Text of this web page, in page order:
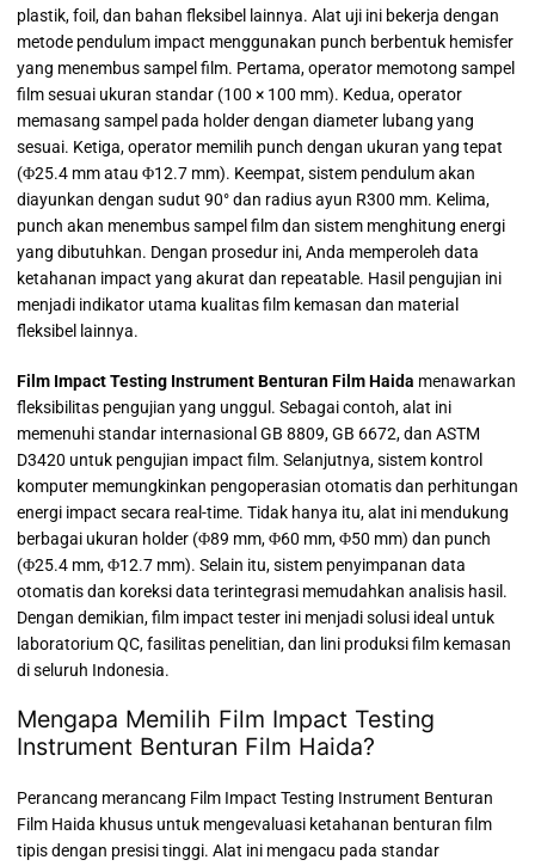
plastik, foil, dan bahan fleksibel lainnya. Alat uji ini bekerja dengan
metode pendulum impact menggunakan punch berbentuk hemisfer
yang menembus sampel film. Pertama, operator memotong sampel
film sesuai ukuran standar (100 × 100 mm). Kedua, operator
memasang sampel pada holder dengan diameter lubang yang
sesuai. Ketiga, operator memilih punch dengan ukuran yang tepat
(Φ25.4 mm atau Φ12.7 mm). Keempat, sistem pendulum akan
diayunkan dengan sudut 90° dan radius ayun R300 mm. Kelima,
punch akan menembus sampel film dan sistem menghitung energi
yang dibutuhkan. Dengan prosedur ini, Anda memperoleh data
ketahanan impact yang akurat dan repeatable. Hasil pengujian ini
menjadi indikator utama kualitas film kemasan dan material
fleksibel lainnya.
Film Impact Testing Instrument Benturan Film Haida menawarkan
fleksibilitas pengujian yang unggul. Sebagai contoh, alat ini
memenuhi standar internasional GB 8809, GB 6672, dan ASTM
D3420 untuk pengujian impact film. Selanjutnya, sistem kontrol
komputer memungkinkan pengoperasian otomatis dan perhitungan
energi impact secara real-time. Tidak hanya itu, alat ini mendukung
berbagai ukuran holder (Φ89 mm, Φ60 mm, Φ50 mm) dan punch
(Φ25.4 mm, Φ12.7 mm). Selain itu, sistem penyimpanan data
otomatis dan koreksi data terintegrasi memudahkan analisis hasil.
Dengan demikian, film impact tester ini menjadi solusi ideal untuk
laboratorium QC, fasilitas penelitian, dan lini produksi film kemasan
di seluruh Indonesia.
Mengapa Memilih Film Impact Testing
Instrument Benturan Film Haida?
Perancang merancang Film Impact Testing Instrument Benturan
Film Haida khusus untuk mengevaluasi ketahanan benturan film
tipis dengan presisi tinggi. Alat ini mengacu pada standar